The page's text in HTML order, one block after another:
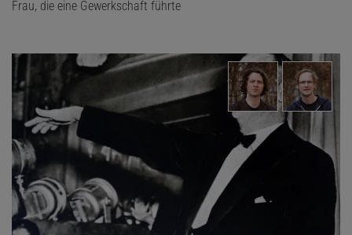
Frau, die eine Gewerkschaft führte